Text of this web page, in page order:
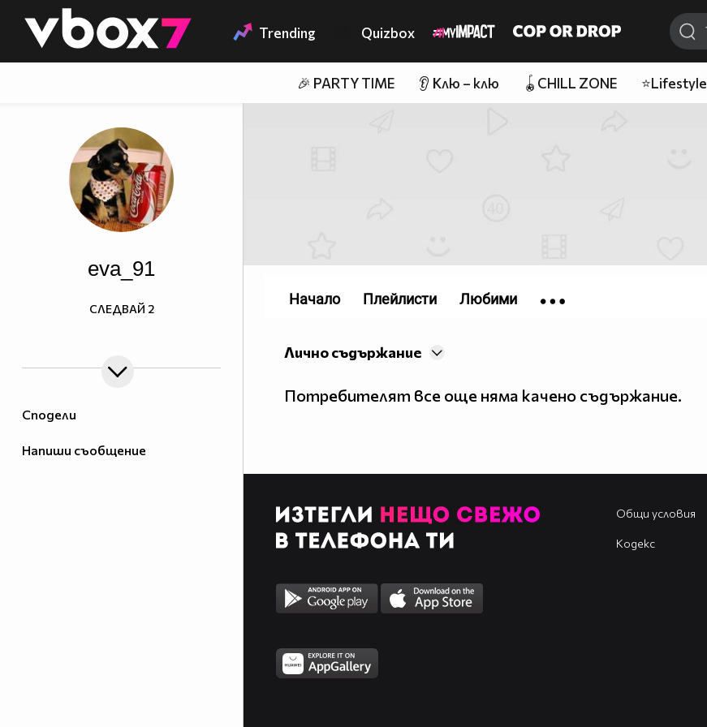
👾 Trending Quizbox
🎉 PARTY TIME 👂 Клю – клю 🪀CHILL ZONE ⭐Lifestyle
Сподели
Напиши съобщение
eva_91
СЛЕДВАЙ 2
Лично съдържание
Потребителят все още няма качено съдържание.
Начало Плейлисти Любими
Общи условия
Кодекс